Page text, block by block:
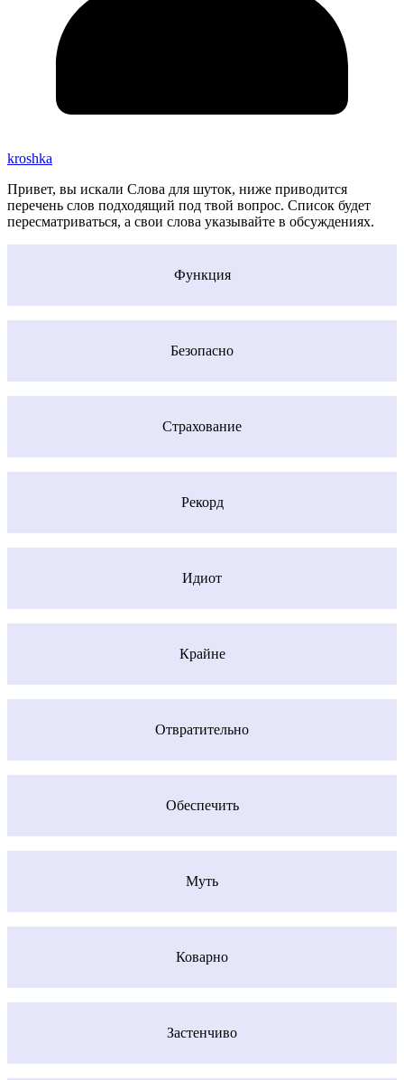
kroshka
Привет, вы искали Слова для шуток, ниже приводится
перечень слов подходящий под твой вопрос. Список будет
пересматриваться, а свои слова указывайте в обсуждениях.
Функция
Безопасно
Страхование
Рекорд
Идиот
Крайне
Отвратительно
Обеспечить
Муть
Коварно
Застенчиво